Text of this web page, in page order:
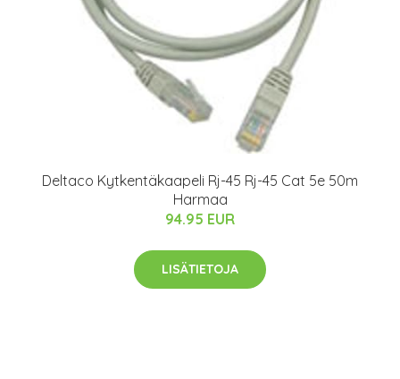
Deltaco Kytkentäkaapeli Rj-45 Rj-45 Cat 5e 50m
Harmaa
94.95 EUR
LISÄTIETOJA